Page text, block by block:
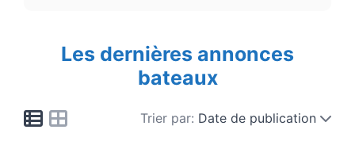
Les dernières annonces
bateaux
Trier par: Date de publication